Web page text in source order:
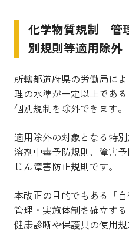
化学物質規制｜管
別規則等適用除外
所轄都道府県の労働局に
理の水準が一定以上であ
個別規制を除外できます。
適用除外の対象となる特
溶剤中毒予防規則、障害
じん障害防止規則です。
本改正の目的でもある「
管理・実施体制を確立する
健康診断や保護具の使用